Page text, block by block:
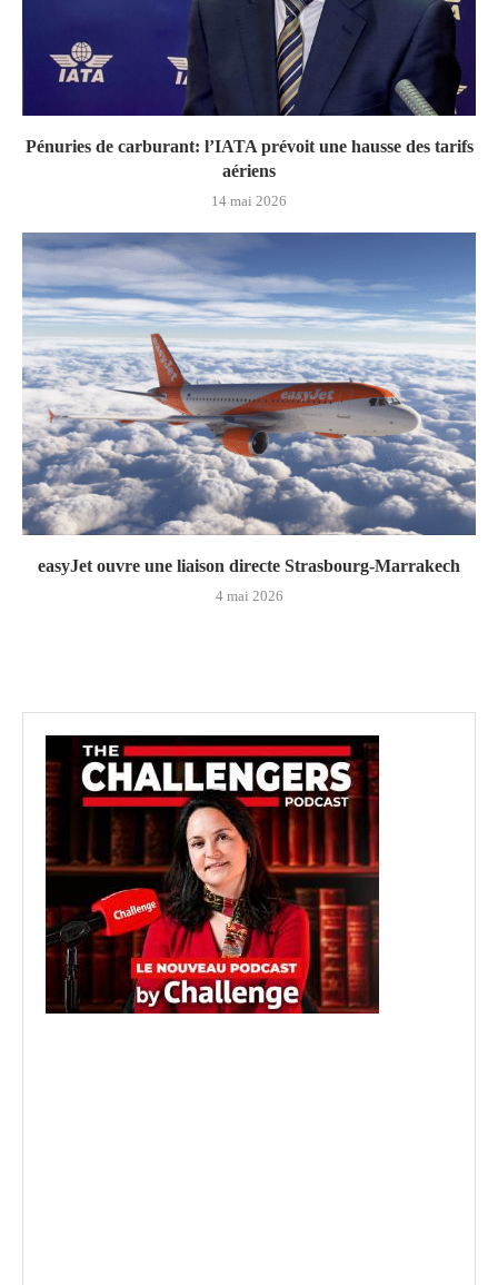
Pénuries de carburant: l’IATA prévoit une hausse des tarifs
aériens
14 mai 2026
easyJet ouvre une liaison directe Strasbourg-Marrakech
4 mai 2026